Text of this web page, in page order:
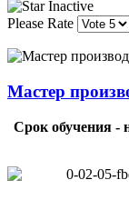
Please Rate
Мастер
Срок обучения -